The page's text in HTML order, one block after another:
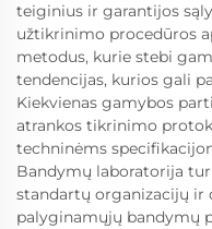
teiginius ir garantijos
užtikrinimo procedūros
metodus, kurie stebi
tendencijas, kurios gali
Kiekvienas gamybos
atrankos tikrinimo
techninėms
Bandymų laboratorija
standartų organizacijų ir
palyginamųjų bandymų